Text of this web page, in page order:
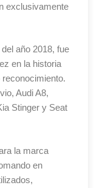
exclusivamente
año 2018, fue
en la historia
Audi A8,
Stinger y Seat
la marca
en